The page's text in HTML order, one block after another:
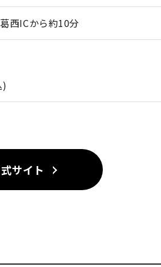
西ICから約10分
)
サイト